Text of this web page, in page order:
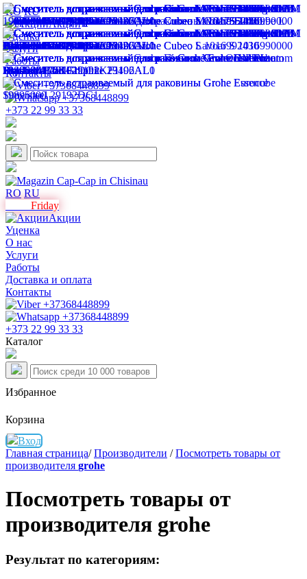
RO RU
Акции
Уценка
Услуги
Работы
Контакты
+373 22 99 33 33
RO RU
Friday
Акции
Уценка
О нас
Услуги
Работы
Доставка и оплата
Контакты
+373 22 99 33 33
Каталог
Избранное
Корзина
Вход
Главная страница/Производители /Посмотреть товары от
производителя grohe
Посмотреть товары от
производителя grohe
Результат по категориям: